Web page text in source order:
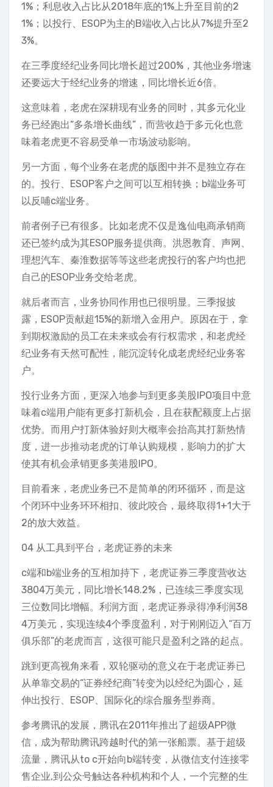
1%；利息收入占比从2018年底的1%上升至目前的2
1%；以投行、ESOP为主的B端收入占比从7%提升至2
3%。
在三季度经纪业务同比增长超过200%，其他业务增速
还要远大于经纪业务的增速，同比增长近6倍。
这意味着，老虎在深耕现有业务的同时，其多元化业
务已经跑出“多条增长曲线”，而营收趋于多元化也意
味着老虎更不容易受单一市场波动影响。
另一方面，每个业务在老虎的版图中并不是独立存在
的。投行、ESOP客户之间可以互相转换；b端业务可
以反哺c端业务。
前者例子已有很多。比如老虎不仅是逸仙电商承销商
还已签约成为其ESOP服务提供商。洪恩教育、声网、
理想汽车、秦淮数据等等这些老虎投行的客户均也把
自己的ESOP业务交给老虎。
就后者而言，业务协同作用也已很明显。三季报披
露，ESOP贡献超15%的新增入金用户。原因在于，拿
到期权激励的员工在未来或会有行权需求，和老虎经
纪业务有天然可配性，能沉淀转化成老虎经纪业务客
户。
投行业务方面，更深入地参与到更多美股IPO项目中意
味着c端用户能有更多打新机会，且在获配额度上占据
优势。而用户打新体验好则大概率会抬高其打新热情
度，进一步推动老虎的订单认购规模，影响力的扩大
使其有机会承销更多美港股IPO。
目前看来，老虎业务已不是简单的闭环循环，而是这
个闭环中业务环环相扣、彼此咬合，最终取得1+1大于
2的放大效益。
04 从工具到平台，老虎证券的未来
c端和b端业务的互相加持下，老虎证券三季度营收达
3804万美元，同比增长148.2%，已连续三季度实现
三位数同比增幅。利润方面，老虎证券录得净利润38
4万美元，实现连续4个季度盈利，对于刚刚迈入“百万
俱乐部”的老虎而言，这很可能只是盈利之路的起点。
跳到更高视角来看，双轮驱动的意义在于老虎证券已
从单靠交易的“证券经纪商”转变为以经纪为圆心，延
伸出投行、ESOP、国际化的综合服务型券商。
参考腾讯的发展，腾讯在2011年推出了超级APP微
信，成为帮助腾讯跨越时代的第一张船票。基于超级
流量，腾讯从to c开始向b端转变，从微信支付连接零
售企业,到公众号触达各种机构和个人，一个完整的生